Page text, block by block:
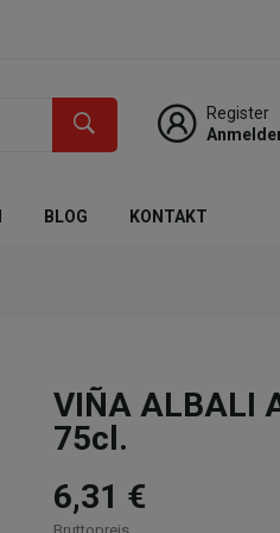
Register
BLOG KONTAKT
VIÑA ALBALI
75cl.
6,31 €